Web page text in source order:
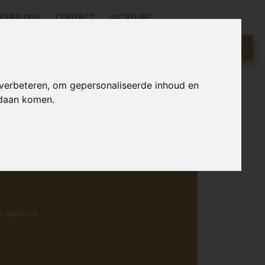
om gepersonaliseerde inhoud en
komen.
OVER ONS CONTACT VACATURE
KLIK HIER
online.
aanbod.